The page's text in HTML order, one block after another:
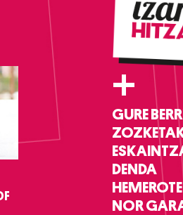
+
GURE BERRI
DENDA
NOR